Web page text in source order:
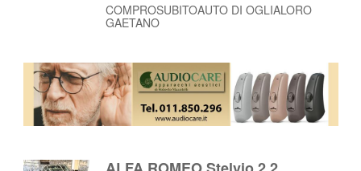
COMPROSUBITOAUTO DI OGLIALORO
GAETANO